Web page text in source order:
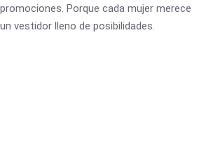
promociones. Porque cada mujer merece
un vestidor lleno de posibilidades.